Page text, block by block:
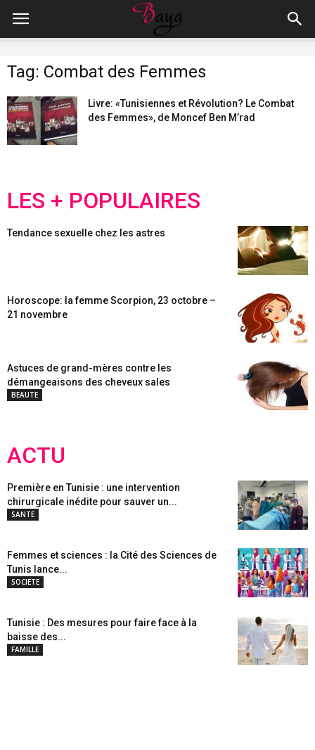
Tag: Combat des Femmes
Livre: «Tunisiennes et Révolution? Le Combat
des Femmes», de Moncef Ben M’rad
LES + POPULAIRES
Tendance sexuelle chez les astres
Horoscope: la femme Scorpion, 23 octobre –
21 novembre
Astuces de grand-mères contre les
démangeaisons des cheveux sales
BEAUTE
ACTU
Première en Tunisie : une intervention
chirurgicale inédite pour sauver un...
SANTE
Femmes et sciences : la Cité des Sciences de
Tunis lance...
SOCIETE
Tunisie : Des mesures pour faire face à la
baisse des...
FAMILLE